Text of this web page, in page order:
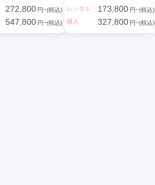
272,800 円~(税込)
547,800 円~(税込)
レンタル 173,800 円~(税込)
購入
327,800 円~(税込)